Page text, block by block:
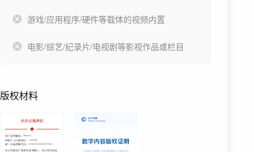
游戏/应用程序/硬件等载体的视频内置
电影/综艺/纪录片/电视剧等影视作品或栏目
版权材料